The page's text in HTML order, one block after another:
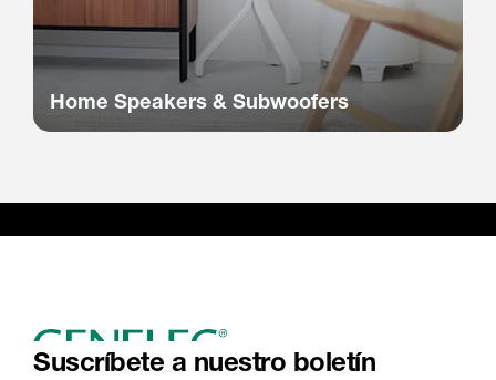
Home Speakers & Subwoofers
Suscríbete a nuestro boletín